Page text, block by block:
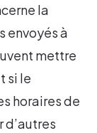
la
envoyés à
mettre
si le
horaires de